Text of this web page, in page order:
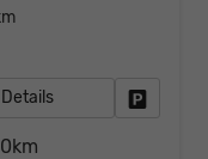
Details